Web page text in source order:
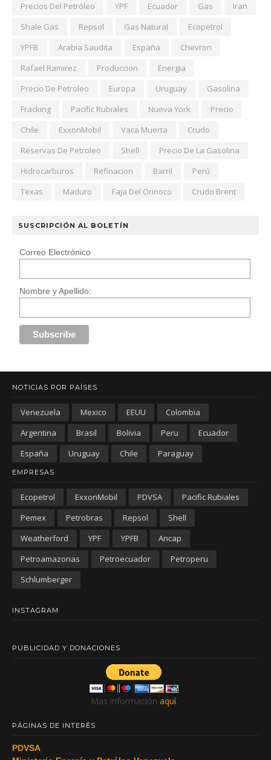
Precios Del Petróleo
YPF Ecuador Gas
Iran
Shale Gas
Repsol Gas Natural
Ecopetrol
YPFB
Arabia Saudita España
Chevron
Rafael Ramirez
Produccion
Energia
Precio De Petroleo
Europa Uruguay
Gasolina
Fracking
Pacific Rubiales Nueva York
Precio
Chile
ExxonMobil Vaca Muerta
Crudo
Reservas De Petroleo
Shell
Precio De La Gasolina
Hidrocarburos
Refinacion Barril
Perú
Texas
Maduro Faja Del Orinoco Crudo Brent
SUSCRIPCIÓN AL BOLETÍN
Correo Electrónico
Nombre y Apellido:
NOTICIAS POR PAÍSES
Venezuela Mexico EEUU
Colombia
Argentina
Brasil Bolivia Peru
Ecuador
España
Uruguay Chile Paraguay
EMPRESAS
Ecopetrol ExxonMobil PDVSA
Pacific Rubiales
Pemex
Petrobras Repsol
Shell
Weatherford
YPF YPFB
Ancap
Petroamazonas
Petroecuador
Petroperu
Schlumberger
INSTAGRAM
PUBLICIDAD Y DONACIONES
Mas información aquí.
PÁGINAS DE INTERÉS
PDVSA